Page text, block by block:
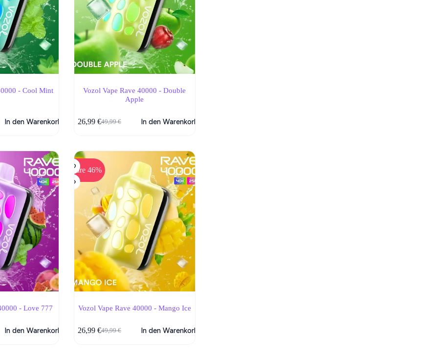
- Cool Mint
In den Warenkorb
Vozol Vape Rave 40000 - Double
Apple
49,99€
Ursprünglicher
49,99 €
26,99 €Aktueller
26,99 €.
In den Warenkorb
- Love 777
In den Warenkorb
Spare 46%
Vozol Vape Rave 40000 - Mango Ice
49,99€
Ursprünglicher
26,99 €Aktueller
In den Warenkorb